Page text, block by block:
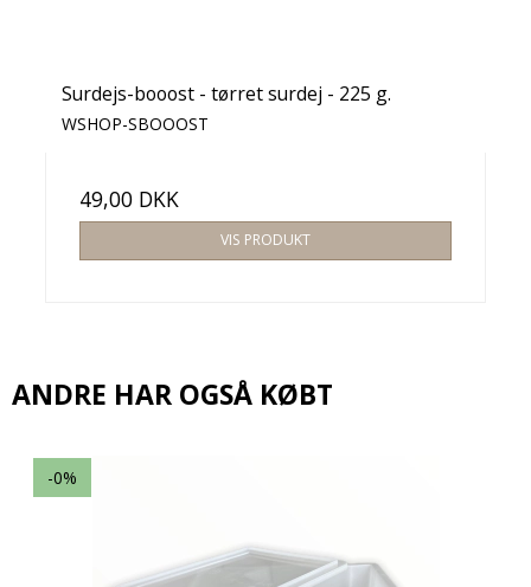
Surdejs-booost - tørret surdej - 225 g.
WSHOP-SBOOOST
49,00 DKK
VIS PRODUKT
ANDRE HAR OGSÅ KØBT
-0%